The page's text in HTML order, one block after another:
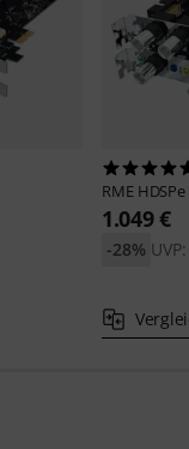
RME
1.049 €
-28%